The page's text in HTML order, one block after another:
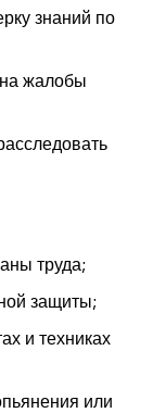
знаний по
жалобы
труда;
защиты;
и техниках
или